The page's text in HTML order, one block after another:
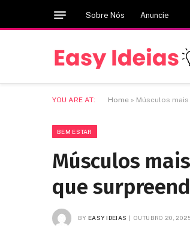
Sobre Nós Anuncie
YOU ARE AT: Home » Músculos
BEM ESTAR
Músculos
que
BY EASY IDEIAS OUTUBRO 20,